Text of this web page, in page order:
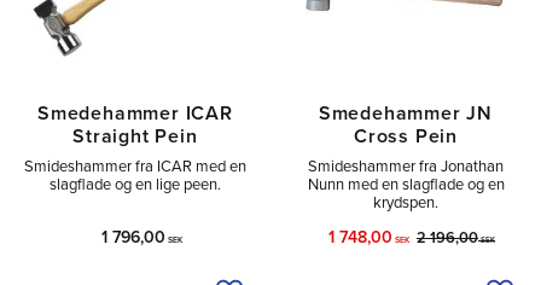
Smedehammer ICAR
Straight Pein
Smideshammer fra ICAR med en
slagflade og en lige peen.
1 796,00 SEK
Smedehammer JN
Cross Pein
Smideshammer fra Jonathan
Nunn med en slagflade og en
krydspen.
1 748,00 SEK 2 196,00SEK